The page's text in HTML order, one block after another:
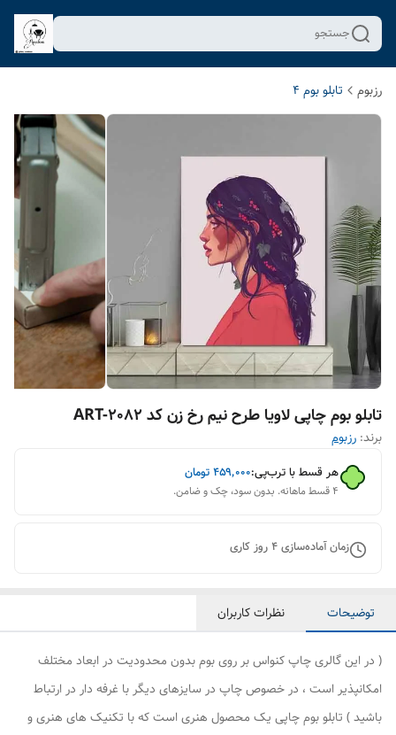
جستجو
رزبوم تابلو بوم 4
تابلو بوم چاپی لاویا طرح نیم رخ زن کد ART-2082
برند: رزبوم
هر قسط با ترب‌پی:۴۵۹٬۰۰۰تومان
۴ قسط ماهانه. بدون سود، چک و ضامن.
زمان آماده‌سازی4روز کاری
توضیحات نظرات کاربران
( در این گالری چاپ کنواس بر روی بوم بدون محدودیت در ابعاد مختلف
امکانپذیر است ، در خصوص چاپ در سایزهای دیگر با غرفه دار در ارتباط
باشید ) تابلو بوم چاپی یک محصول هنری است که با تکنیک های هنری و